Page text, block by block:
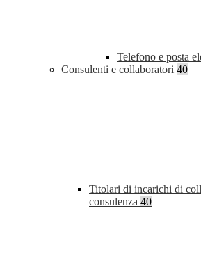
Telefono e posta
Consulenti e collaboratori 40
Titolari di incarichi di
consulenza 40